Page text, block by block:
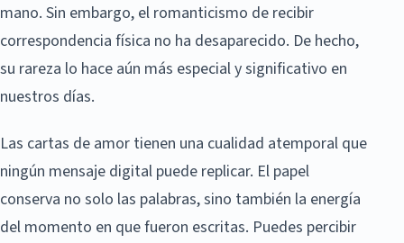
mano. Sin embargo, el romanticismo de recibir
correspondencia física no ha desaparecido. De hecho,
su rareza lo hace aún más especial y significativo en
nuestros días.
Las cartas de amor tienen una cualidad atemporal que
ningún mensaje digital puede replicar. El papel
conserva no solo las palabras, sino también la energía
del momento en que fueron escritas. Puedes percibir